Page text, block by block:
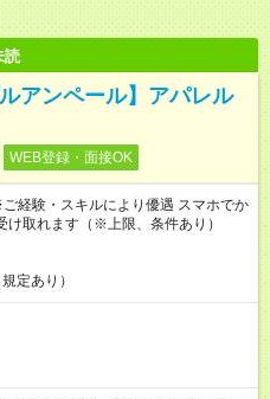
読
アンペール】アパレル
WEB登録・面接OK
験・スキルにより優遇 スマホでか
け取れます（※上限、条件あり）
定あり）